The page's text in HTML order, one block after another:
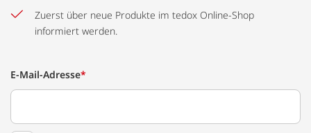
Zuerst über neue Produkte im tedox Online-Shop
informiert werden.
E-Mail-Adresse*